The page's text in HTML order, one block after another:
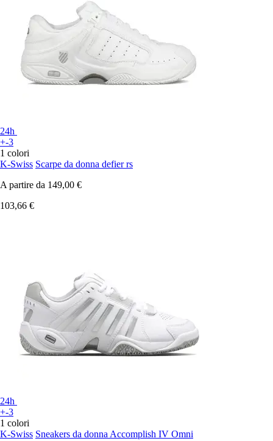
24h
+-3
1 colori
K-Swiss Scarpe da donna defier rs
A partire da 149,00 €
103,66 €
24h
+-3
1 colori
K-Swiss Sneakers da donna Accomplish IV Omni